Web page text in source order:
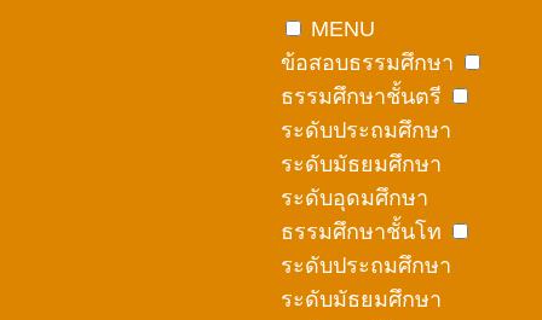
MENU
ข้อสอบธรรมศึกษา
ธรรมศึกษาชั้นตรี
ระดับประถมศึกษา
ระดับมัธยมศึกษา
ระดับอุดมศึกษา
ธรรมศึกษาชั้นโท
ระดับประถมศึกษา
ระดับมัธยมศึกษา